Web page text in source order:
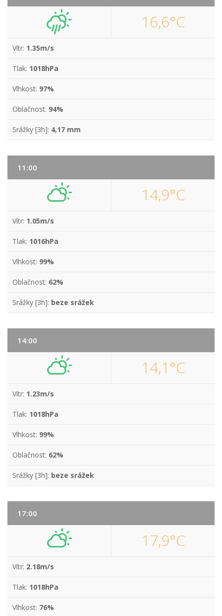
16,6°C
Vítr: 1.35m/s
Tlak: 1018hPa
Vlhkost: 97%
Oblačnost: 94%
Srážky [3h]: 4,17 mm
11:00
14,9°C
Vítr: 1.05m/s
Tlak: 1016hPa
Vlhkost: 99%
Oblačnost: 62%
Srážky [3h]: beze srážek
14:00
14,1°C
Vítr: 1.23m/s
Tlak: 1018hPa
Vlhkost: 99%
Oblačnost: 62%
Srážky [3h]: beze srážek
17:00
17,9°C
Vítr: 2.18m/s
Tlak: 1018hPa
Vlhkost: 76%